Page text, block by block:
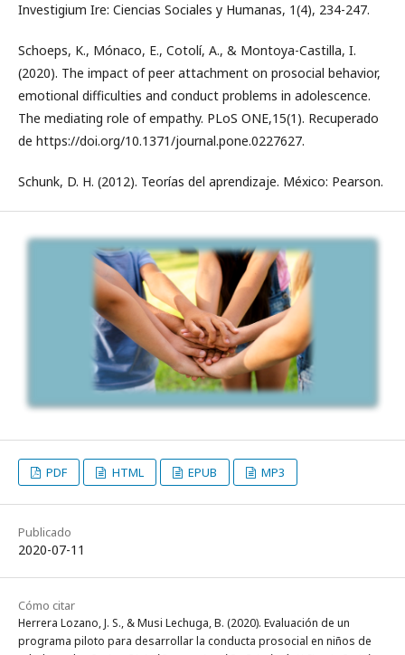
Investigium Ire: Ciencias Sociales y Humanas, 1(4), 234-247.
Schoeps, K., Mónaco, E., Cotolí, A., & Montoya-Castilla, I.
(2020). The impact of peer attachment on prosocial behavior,
emotional difficulties and conduct problems in adolescence.
The mediating role of empathy. PLoS ONE,15(1). Recuperado
de https://doi.org/10.1371/journal.pone.0227627.
Schunk, D. H. (2012). Teorías del aprendizaje. México: Pearson.
PDF HTML EPUB MP3
Publicado
2020-07-11
Cómo citar
Herrera Lozano, J. S., & Musi Lechuga, B. (2020). Evaluación de un
programa piloto para desarrollar la conducta prosocial en niños de